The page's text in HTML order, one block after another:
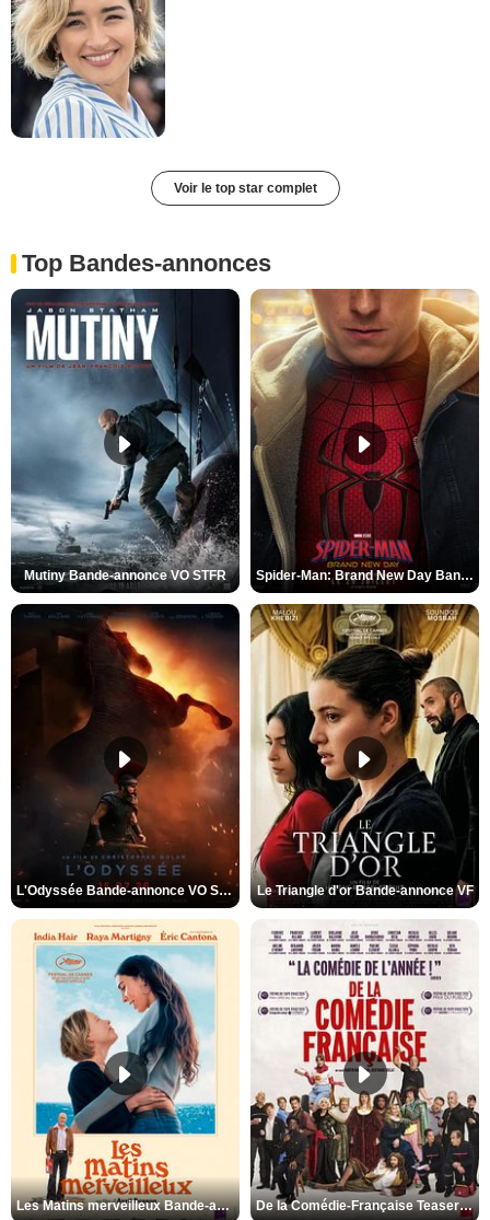
Voir le top star complet
Top Bandes-annonces
Mutiny Bande-annonce VO STFR Spider-Man: Brand New Day Bande-annonce VO STFR
L'Odyssée Bande-annonce VO STFR Le Triangle d'or Bande-annonce VF
Les Matins merveilleux Bande-annonce VF De la Comédie-Française Teaser VF